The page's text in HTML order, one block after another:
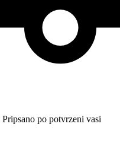
Pripsano po potvrzeni vasi